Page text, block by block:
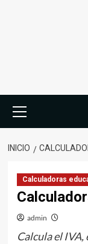
primario
INICIO
Calculadoras
admin
Calcula el IVA,